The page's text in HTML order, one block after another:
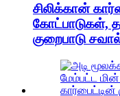
சிலிக்கான்
கோட்பாடுகள்,
குறைபாடு